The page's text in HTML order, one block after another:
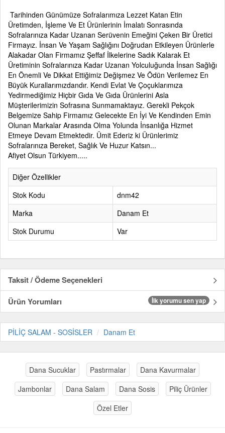
Tarihinden Günümüze Sofralarımıza Lezzet Katan Etin
Üretimden, İşleme Ve Et Ürünlerinin İmalatı Sonrasında
Sofralarınıza Kadar Uzanan Serüvenin Emeğini Çeken Bir Üretici
Firmayız. İnsan Ve Yaşam Sağlığını Doğrudan Etkileyen Ürünlerle
Alakadar Olan Firmamız Şeffaf İlkelerine Sadık Kalarak Et
Üretiminin Sofralarınıza Kadar Uzanan Yolculuğunda İnsan Sağlığı
En Önemli Ve Dikkat Ettiğimiz Değişmez Ve Ödün Verilemez En
Büyük Kurallarımızdandır. Kendi Evlat Ve Çoçuklarımıza
Yedirmediğimiz Hiçbir Gıda Ve Gıda Ürünlerini Asla
Müşterilerimizin Sofrasına Sunmamaktayız. Gerekli Pekçok
Belgemize Sahip Firmamız Gelecekte En İyi Ve Kendinden Emin
Olunan Markalar Arasında Olma Yolunda İnsanlığa Hizmet
Etmeye Devam Etmektedir. Ümit Ederiz ki Ürünlerimiz
Sofralarınıza Bereket, Sağlık Ve Huzur Katsın...
Afiyet Olsun Türkiyem.....
Diğer Özellikler
Stok Kodu
dnm42
Marka
Danam Et
Stok Durumu
Var
Taksit / Ödeme Seçenekleri
Ürün Yorumları
İlk yorumu sen yap
PİLİÇ SALAM - SOSİSLER Danam Et
Dana Sucuklar Pastırmalar
Dana Kavurmalar
Jambonlar
Dana Salam Dana Sosis
Piliç Ürünler
Özel Etler